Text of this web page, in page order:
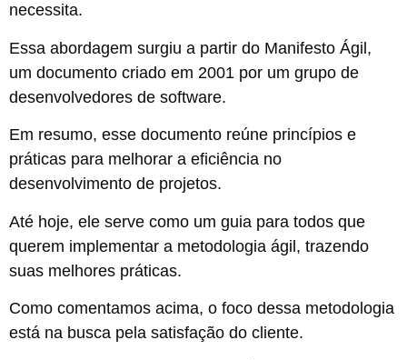
necessita.
Essa abordagem surgiu a partir do Manifesto Ágil,
um documento criado em 2001 por um grupo de
desenvolvedores de software.
Em resumo, esse documento reúne princípios e
práticas para melhorar a eficiência no
desenvolvimento de projetos.
Até hoje, ele serve como um guia para todos que
querem implementar a metodologia ágil, trazendo
suas melhores práticas.
Como comentamos acima, o foco dessa metodologia
está na busca pela satisfação do cliente.